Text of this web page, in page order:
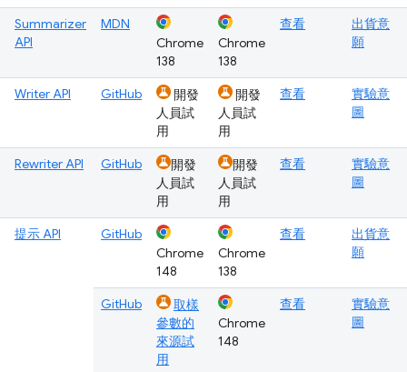
Summarizer
API
MDN
Chrome
138
Chrome
138
查看
出貨意
願
Writer API GitHub
開發
人員試
用
開發
人員試
用
查看
實驗意
圖
Rewriter API GitHub
開發
人員試
用
開發
人員試
用
查看
實驗意
圖
提示 API
GitHub
Chrome
148
Chrome
138
查看
出貨意
願
GitHub
取樣
參數的
來源試
用
Chrome
148
查看
實驗意
圖